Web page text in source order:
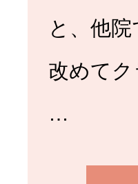
と、他
改めて
…